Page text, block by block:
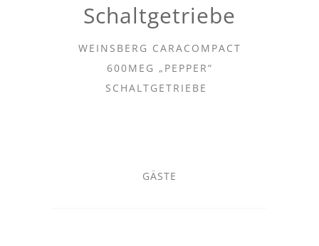
Schaltgetriebe
WEINSBERG CARACOMPACT
600MEG „PEPPER“
SCHALTGETRIEBE
GÄSTE